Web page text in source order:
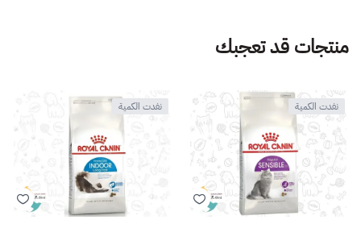
منتجات قد تعجبك
نفدت الكمية نفدت الكمية